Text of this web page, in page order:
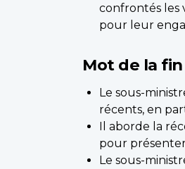
confrontés les
pour leur
Mot de la
Le sous-
récents, en
Il aborde la
pour
Le sous-